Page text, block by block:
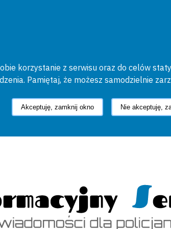
korzystanie z serwisu oraz do celów
Pamiętaj, że możesz samodzielnie
Akceptuję, zamknij okno Nie akceptuję,